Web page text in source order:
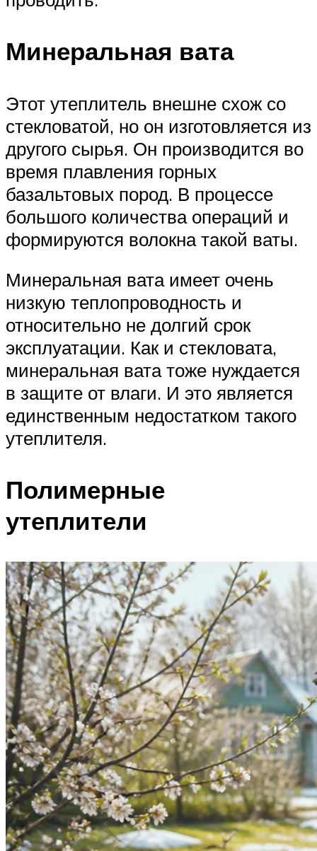
Минеральная вата
Этот утеплитель внешне схож со
стекловатой, но он изготовляется из
другого сырья. Он производится во
время плавления горных
базальтовых пород. В процессе
большого количества операций и
формируются волокна такой ваты.
Минеральная вата имеет очень
низкую теплопроводность и
относительно не долгий срок
эксплуатации. Как и стекловата,
минеральная вата тоже нуждается
в защите от влаги. И это является
единственным недостатком такого
утеплителя.
Полимерные
утеплители